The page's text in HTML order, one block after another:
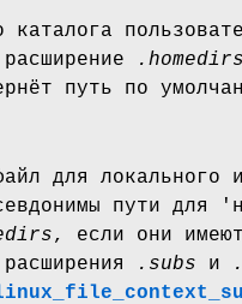
каталога
.homedirs
путь по
для локального
пути для
, если они
.subs и